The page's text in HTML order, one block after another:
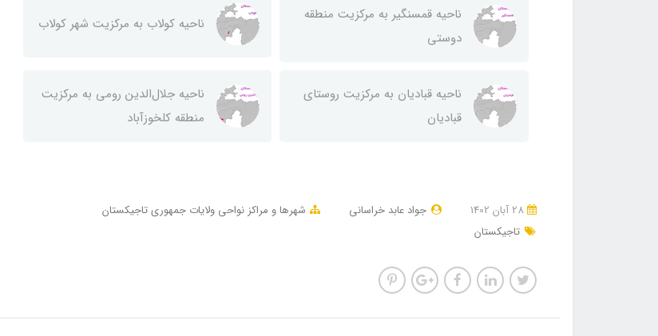
ناحيه قمسنگير به مركزيت منطقه
دوستی
ناحيه كولاب به مركزيت شهر كولاب
ناحيه قباديان به مركزيت روستای
قباديان
ناحيه جلال‌الدين رومی به مركزيت
منطقه كلخوزآباد
جواد عابد خراسانی
شهرها و مراکز نواحی ولایات جمهوری تاجیکستان
تاجیکستان